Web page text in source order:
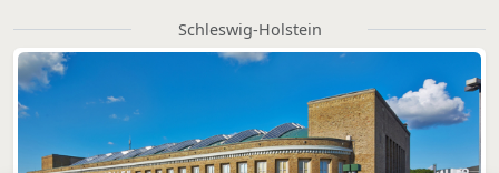
Schleswig-Holstein